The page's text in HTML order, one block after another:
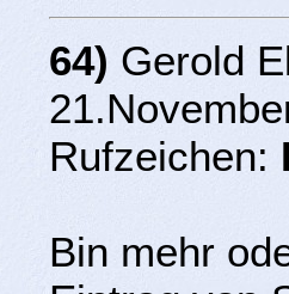
64) Gerold
Rufzeichen:
Bin mehr